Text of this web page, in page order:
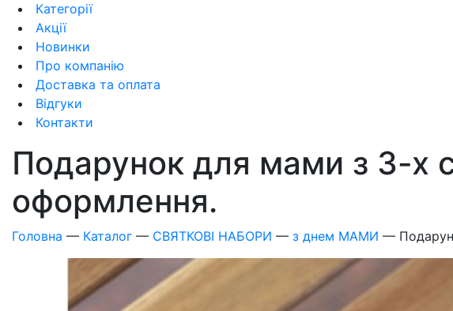
Категорії
Акції
Новинки
Про компанію
Доставка та оплата
Відгуки
Контакти
Подарунок для мами з 3-х
оформлення.
Головна — Каталог — СВЯТКОВІ НАБОРИ — з днем МАМИ —